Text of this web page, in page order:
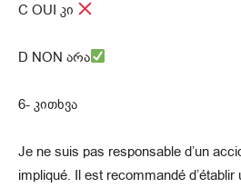
C OUI კი
D NON არა
6- კითხვა
Je ne suis pas responsable d’un
impliqué. Il est recommandé